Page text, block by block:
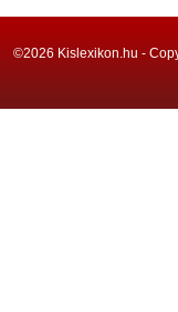
©2026 Kislexikon.hu -